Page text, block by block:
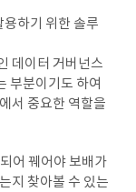
하기 위한 솔루
데이터 거버넌스
부분이기도 하여
서 중요한 역할을
어 꿰어야 보배가
지 찾아볼 수 있는